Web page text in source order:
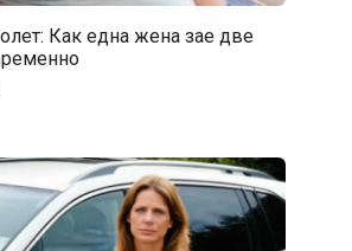
Как една жена зае две